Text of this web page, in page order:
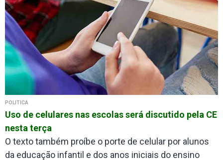
POLÍTICA
Uso de celulares nas escolas será discutido pela CE
nesta terça
O texto também proíbe o porte de celular por alunos
da educação infantil e dos anos iniciais do ensino